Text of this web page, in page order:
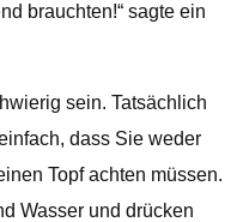
brauchten!“ sagte ein
sein. Tatsächlich
dass Sie weder
Topf achten müssen.
Wasser und drücken